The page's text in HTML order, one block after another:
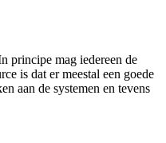
principe mag iedereen de
is dat er meestal een goede
aan de systemen en tevens